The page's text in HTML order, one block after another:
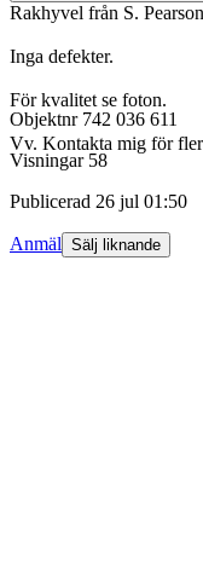
Rakhyvel från S.
Inga defekter.
För kvalitet se foton.
Vv. Kontakta mig för
Objektnr 742 036 611
Visningar 58
Publicerad 26 jul 01:50
Anmäl Sälj liknande